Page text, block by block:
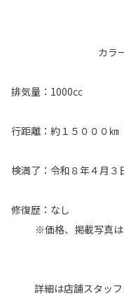
カラー：
排気量：1000㏄
行距離：約１５０００㎞
検満了：令和８年４月３
修復歴：なし
※価格、掲載写真は
詳細は店舗スタッ